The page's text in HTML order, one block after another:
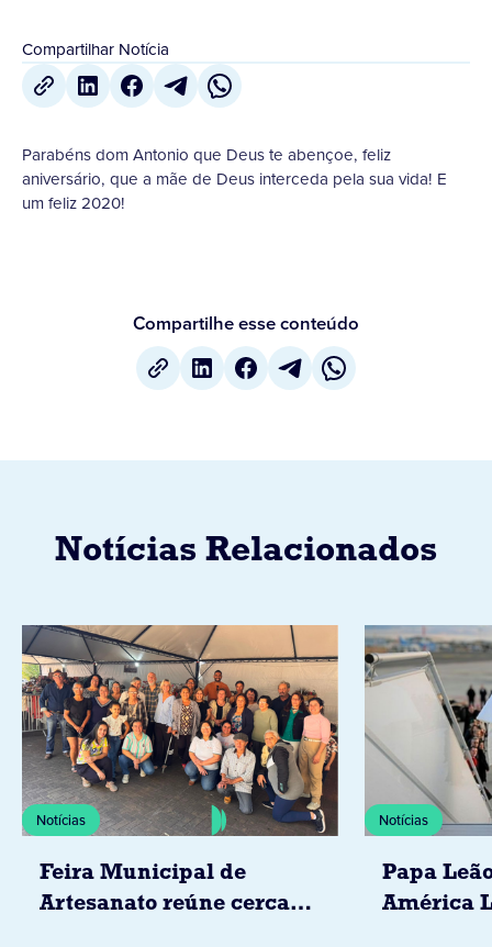
Compartilhar Notícia
Parabéns dom Antonio que Deus te abençoe, feliz
aniversário, que a mãe de Deus interceda pela sua vida! E
um feliz 2020!
Compartilhe esse conteúdo
Notícias Relacionados
Notícias
Feira Municipal de
Artesanato reúne cerca
Notícias
Papa
América